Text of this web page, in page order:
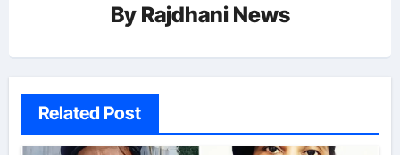
By Rajdhani News
Related Post